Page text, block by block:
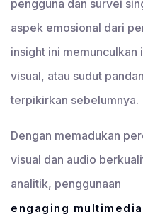
pengguna dan survei
aspek emosional dari
insight ini
visual, atau sudut
terpikirkan sebelumnya.
Dengan memadukan
visual dan audio
analitik, penggunaan
engaging